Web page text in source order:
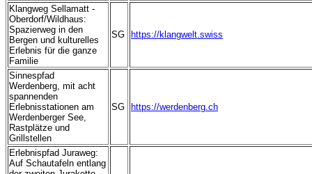
Klangweg Sellamatt -
Oberdorf/Wildhaus:
Spazierweg in den
Bergen und kulturelles
Erlebnis für die ganze
Familie
SG https://klangwelt.swiss
Sinnespfad
Werdenberg, mit acht
spannenden
Erlebnisstationen am
Werdenberger See,
Rastplätze und
Grillstellen
SG https://werdenberg.ch
Erlebnispfad Juraweg:
Auf Schautafeln entlang